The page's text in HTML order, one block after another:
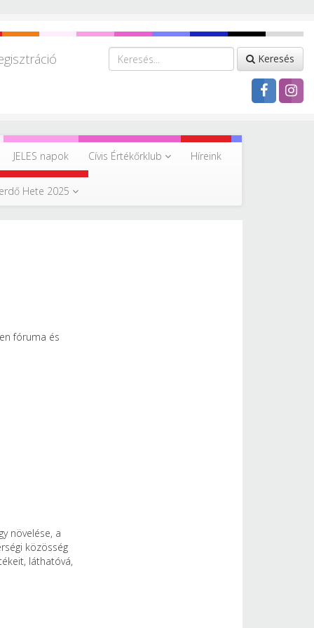
Keresés
JELES napok Cívis Értékőrklub Híreink
Hete 2025
fóruma és
növelése, a
közösség
láthatóvá,